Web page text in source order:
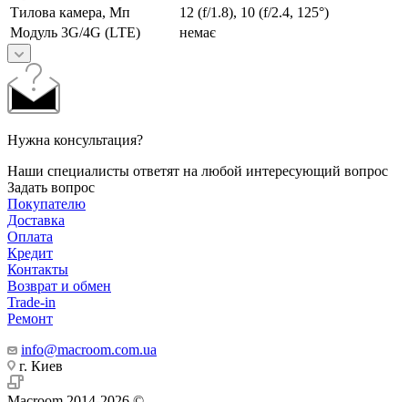
Тилова камера, Мп
12 (f/1.8), 10 (f/2.4, 125°)
Модуль 3G/4G (LTE)
немає
Нужна консультация?
Наши специалисты ответят на любой интересующий вопрос
Задать вопрос
Покупателю
Доставка
Оплата
Кредит
Контакты
Возврат и обмен
Trade-in
Ремонт
info@macroom.com.ua
г. Киев